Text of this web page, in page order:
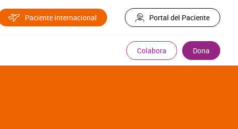
Paciente internacional Portal del Paciente
Colabora Dona